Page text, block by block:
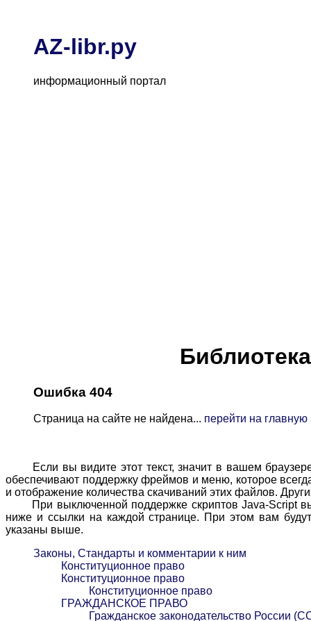
AZ-libr.ру
информационный портал
Ошибка 404
Страница на сайте не найдена... перейти на главную
Если вы видите этот текст, значит в вашем
обеспечивают поддержку фреймов и меню, которое
и отображение количества скачиваний этих файлов.
При выключенной поддержке скриптов Java-Script вы
ниже и ссылки на каждой странице. При этом вам
указаны выше.
Законы, Стандарты и комментарии к ним
Конституционное право
Конституционное право
Конституционное право
ГРАЖДАНСКОЕ ПРАВО
Гражданское законодательство России